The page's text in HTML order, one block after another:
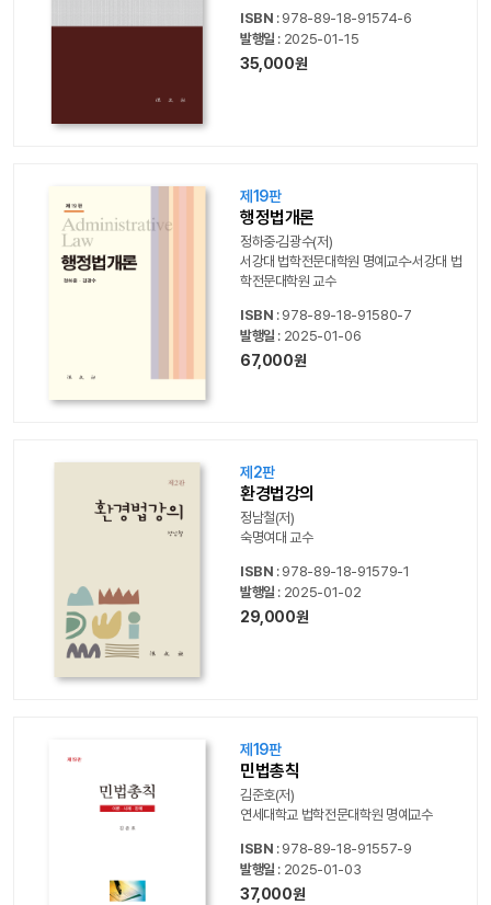
ISBN : 978-89-18-91574-6
발행일 : 2025-01-15
35,000원
제19판
행정법개론
정하중·김광수(저)
서강대 법학전문대학원 명예교수·서강대 법
학전문대학원 교수
ISBN : 978-89-18-91580-7
발행일 : 2025-01-06
67,000원
제2판
환경법강의
정남철(저)
숙명여대 교수
ISBN : 978-89-18-91579-1
발행일 : 2025-01-02
29,000원
제19판
민법총칙
김준호(저)
연세대학교 법학전문대학원 명예교수
ISBN : 978-89-18-91557-9
발행일 : 2025-01-03
37,000원